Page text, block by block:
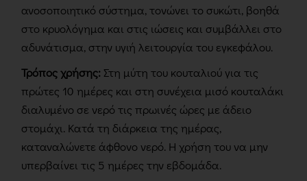
ανοσοποιητικό σύστημα, τονώνει το συκώτι, βοηθά
στο κρυολόγημα και στις ιώσεις και συμβάλλει στο
αδυνάτισμα, στην υγιή λειτουργία του εγκεφάλου.
Τρόπος χρήσης: Στη μύτη του κουταλιού για τις
πρώτες 10 ημέρες και στη συνέχεια μισό κουταλάκι
διαλυμένο σε νερό τις πρωινές ώρες με άδειο
στομάχι. Κατά τη διάρκεια της ημέρας,
καταναλώνετε άφθονο νερό. Η χρήση του να μην
υπερβαίνει τις 5 ημέρες την εβδομάδα.